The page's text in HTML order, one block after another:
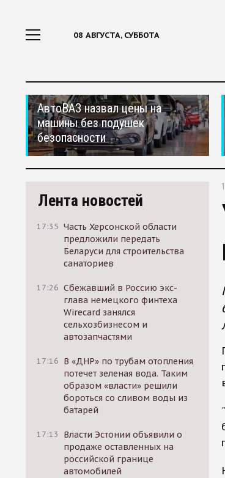
08 АВГУСТА, СУББОТА
АвтоВАЗ назвал цены на
машины без подушек
безопасности
Лента новостей
17:35 Часть Херсонской области
предложили передать
Беларуси для строительства
санаториев
17:26 Сбежавший в Россию экс-
глава немецкого финтеха
Wirecard занялся
сельхозбизнесом и
автозапчастями
17:16 В «ДНР» по трубам отопления
потечет зеленая вода. Таким
образом «власти» решили
бороться со сливом воды из
батарей
17:13
Власти Эстонии объявили о
продаже оставленных на
российской границе
автомобилей